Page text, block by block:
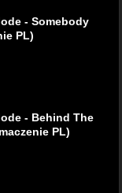
- Somebody
PL)
- Behind The
PL)